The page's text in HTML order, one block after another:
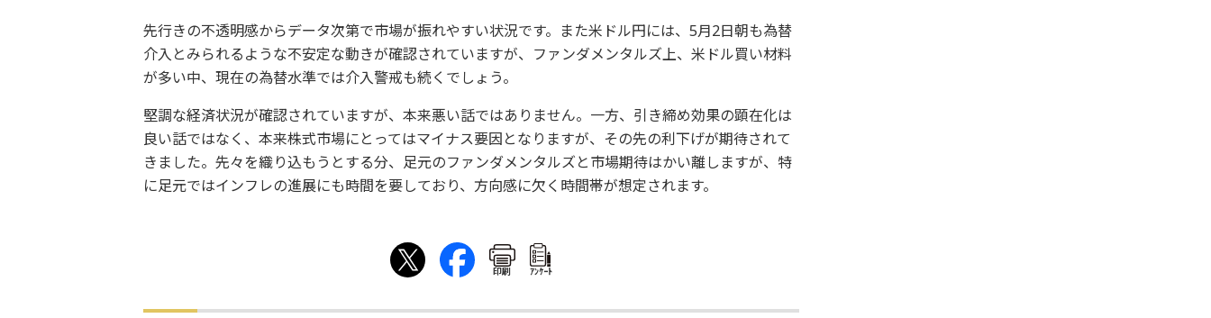
先行きの不透明感からデータ次第で市場が振れやすい状況です。また米ドル円には、5月2日朝も為替
介入とみられるような不安定な動きが確認されていますが、ファンダメンタルズ上、米ドル買い材料
が多い中、現在の為替水準では介入警戒も続くでしょう。
堅調な経済状況が確認されていますが、本来悪い話ではありません。一方、引き締め効果の顕在化は
良い話ではなく、本来株式市場にとってはマイナス要因となりますが、その先の利下げが期待されて
きました。先々を織り込もうとする分、足元のファンダメンタルズと市場期待はかい離しますが、特
に足元ではインフレの進展にも時間を要しており、方向感に欠く時間帯が想定されます。
印刷 ｱﾝｹｰﾄ